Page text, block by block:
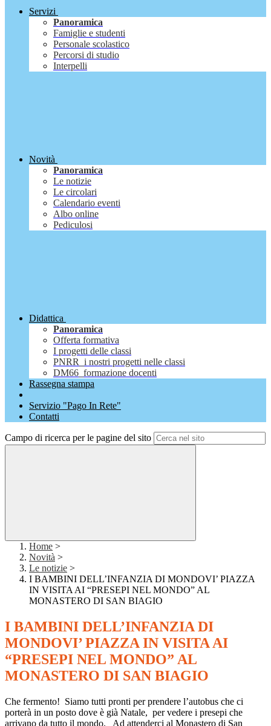
Servizi
Panoramica
Famiglie e studenti
Personale scolastico
Percorsi di studio
Interpelli
Novità
Panoramica
Le notizie
Le circolari
Calendario eventi
Albo online
Pediculosi
Didattica
Panoramica
Offerta formativa
I progetti delle classi
PNRR_i nostri progetti nelle classi
DM66_formazione docenti
Rassegna stampa
Servizio "Pago In Rete"
Contatti
Campo di ricerca per le pagine del sito
Home >
Novità >
Le notizie >
I BAMBINI DELL’INFANZIA DI MONDOVI’ PIAZZA
IN VISITA AI “PRESEPI NEL MONDO” AL
MONASTERO DI SAN BIAGIO
I BAMBINI DELL’INFANZIA DI
MONDOVI’ PIAZZA IN VISITA AI
“PRESEPI NEL MONDO” AL
MONASTERO DI SAN BIAGIO
Che fermento! Siamo tutti pronti per prendere l’autobus che ci
porterà in un posto dove è già Natale, per vedere i presepi che
arrivano da tutto il mondo. Ad attenderci al Monastero di San